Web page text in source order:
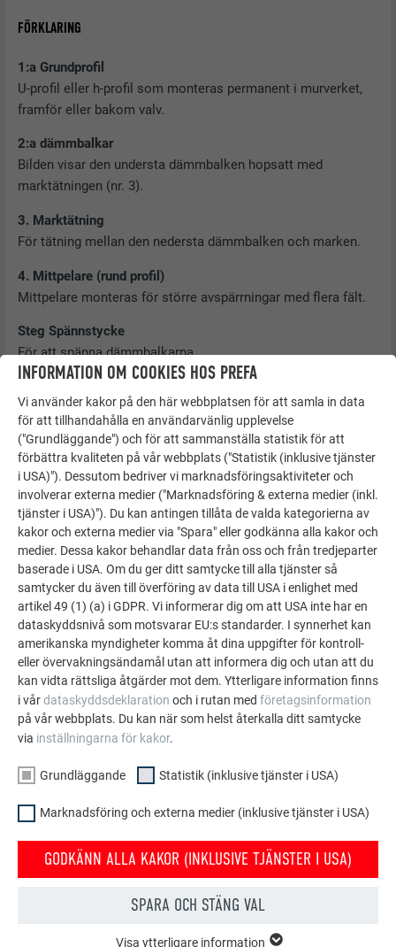
FÖRKLARING
1:a Grundprofil
U-profil eller h-profil som monteras permanent i murverket,
framför eller bakom valv.
2:a dämmbalkar
Bilden visar den understa dämmbalken hopsatt med
marktätningen (nr. 3).
3. Marktätning
För tätning mellan den nedersta dämmbalken och marken.
4. Mittpelare (rund profil)
Mittpelare monteras för större avspärrningar med flera fält.
Steg Spännstycke
För att spänna dämmbalkarna.
Förhindrar att dämmbalkarna böjs vertikalt och ökar trycket
mot marktätningen.
7. Markhylsa
Ingjuten markhylsa för montering av mittpelare.
8. Väggfäste
För staplad förvaring av dämmbalkarna när de inte används.
9. Skydd
För övertäckning av grundprofilerna och för att skydda
tätningarna när de inte används.
10. Förvaringsskydd
För övertäckning av balkar som lagras utomhus.
11. Tätning för h-profil
För tätning mellan grundprofil/mittpelare och dämmbalk.
För tätning mellan dämmbalkarna.
13. Tätning för lock och markhylsa
För tätning mellan mittpelare/tak och markhylsa.
System 25 System 50
INFORMATION OM COOKIES HOS PREFA
Vi använder kakor på den här webbplatsen för att samla in data
för att tillhandahålla en användarvänlig upplevelse
("Grundläggande") och för att sammanställa statistik för att
förbättra kvaliteten på vår webbplats ("Statistik (inklusive tjänster
i USA)"). Dessutom bedriver vi marknadsföringsaktiviteter och
involverar externa medier ("Marknadsföring & externa medier (inkl.
tjänster i USA)"). Du kan antingen tillåta de valda kategorierna av
kakor och externa medier via "Spara" eller godkänna alla kakor och
medier. Dessa kakor behandlar data från oss och från tredjeparter
baserade i USA. Om du ger ditt samtycke till alla tjänster så
samtycker du även till överföring av data till USA i enlighet med
artikel 49 (1) (a) i GDPR. Vi informerar dig om att USA inte har en
dataskyddsnivå som motsvarar EU:s standarder. I synnerhet kan
amerikanska myndigheter komma åt dina uppgifter för kontroll-
eller övervakningsändamål utan att informera dig och utan att du
kan vidta rättsliga åtgärder mot dem. Ytterligare information finns
i vårdataskyddsdeklaration och i rutan med företagsinformation
på vår webbplats. Du kan när som helst återkalla ditt samtycke
via inställningarna för kakor.
Grundläggande Statistik (inklusive tjänster i USA)
Marknadsföring och externa medier (inklusive tjänster i USA)
GODKÄNN ALLA KAKOR (INKLUSIVE TJÄNSTER I USA)
SPARA OCH STÄNG VAL
Visa ytterligare information